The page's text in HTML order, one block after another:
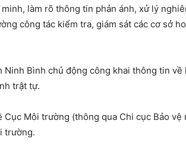
làm rõ thông tin phản ánh, xử lý
công tác kiểm tra, giám sát các cơ sở
Bình chủ động công khai thông tin
trật tự.
Môi trường (thông qua Chi cục Bảo
trường.